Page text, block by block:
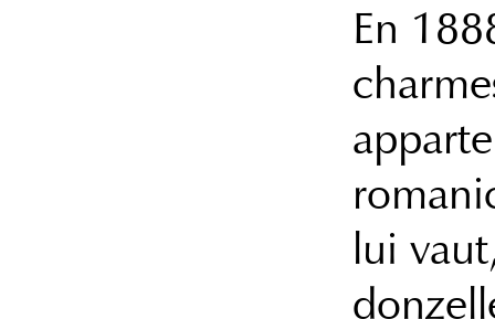
En
lui